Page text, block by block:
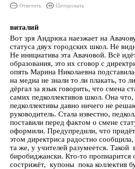
Ответить Цитировать
виталий
Вот зря Андрюха наезжает на
статуса двух городских школ. Не
Не инициатива эта Авачовой. Всё
образования, это их сговор с
опять Марина Николаевна
на медиа не знали то ли плакать, то
дёргал за язык говорить, что смена
самих педколлективов школ. Она что,
педколлективы давно ничего не
руководитель. Стала известно,
поставили перед фактом о смене
оформили. Предупредили, что
этом директриса радостно сообщила,
та же, у учителей разумеется. Такой
биробиджански. Кто-то пропиарится
сострижёт, купоны пока коллектив